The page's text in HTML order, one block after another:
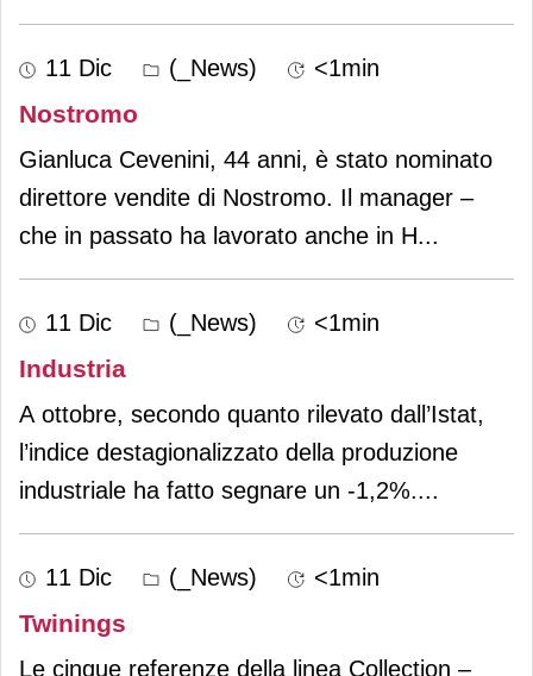
11 Dic (_News) <1min
Nostromo
Gianluca Cevenini, 44 anni, è stato nominato
direttore vendite di Nostromo. Il manager –
che in passato ha lavorato anche in H...
11 Dic (_News) <1min
Industria
A ottobre, secondo quanto rilevato dall’Istat,
l’indice destagionalizzato della produzione
industriale ha fatto segnare un -1,2%....
11 Dic (_News) <1min
Twinings
Le cinque referenze della linea Collection –